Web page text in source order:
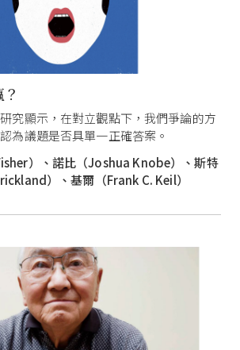
究顯示，在對立觀點下，我們爭論的方
為議題是否具單一正確答案。
）、諾比（Joshua Knobe）、斯特
）、基爾（Frank C. Keil）